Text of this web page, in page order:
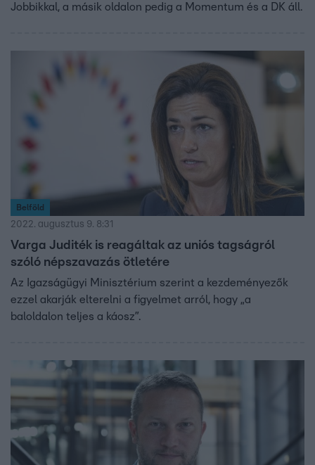
Jobbikkal, a másik oldalon pedig a Momentum és a DK áll.
Belföld
2022. augusztus 9. 8:31
Varga Juditék is reagáltak az uniós tagságról
szóló népszavazás ötletére
Az Igazságügyi Minisztérium szerint a kezdeményezők
ezzel akarják elterelni a figyelmet arról, hogy „a
baloldalon teljes a káosz”.